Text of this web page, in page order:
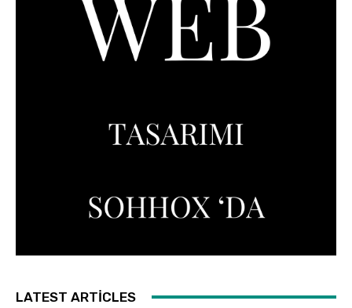
LATEST ARTICLES